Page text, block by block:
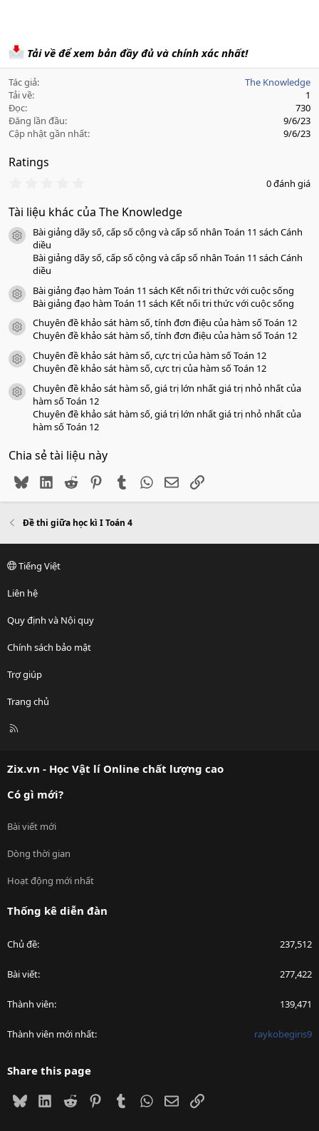
Tải về để xem bản đầy đủ và chính xác nhất!
Tác giả
The Knowledge
Tải về
1
Đọc
730
Đăng lần đầu
9/6/23
Cập nhật gần nhất
9/6/23
Ratings
0
0
a
0 đánh giá
Tài liệu khác của The Knowledge
icon tài liệu
Bài giảng dãy số, cấp số cộng và cấp số nhân Toán 11 sách Cánh
diều
Bài giảng dãy số, cấp số cộng và cấp số nhân Toán 11 sách Cánh
diều
icon tài liệu
Bài giảng đạo hàm Toán 11 sách Kết nối tri thức với cuộc sống
Bài giảng đạo hàm Toán 11 sách Kết nối tri thức với cuộc sống
icon tài liệu
Chuyên đề khảo sát hàm số, tính đơn điệu của hàm số Toán 12
Chuyên đề khảo sát hàm số, tính đơn điệu của hàm số Toán 12
icon tài liệu
Chuyên đề khảo sát hàm số, cực trị của hàm số Toán 12
Chuyên đề khảo sát hàm số, cực trị của hàm số Toán 12
icon tài liệu
Chuyên đề khảo sát hàm số, giá trị lớn nhất giá trị nhỏ nhất của
hàm số Toán 12
Chuyên đề khảo sát hàm số, giá trị lớn nhất giá trị nhỏ nhất của
hàm số Toán 12
Chia sẻ tài liệu này
BlueskyLinkedIn
Reddit PinterestTumblr WhatsApp
EmailLink
Đề thi giữa học kì I Toán 4
Tiếng Việt
Liên hệ
Quy định và Nội quy
Chính sách bảo mật
Trợ giúp
Trang chủ
R
Zix.vn - Học Vật lí Online chất lượng cao
Có gì mới?
Bài viết mới
Dòng thời gian
Hoạt động mới nhất
Thống kê diễn đàn
Chủ đề 237,512
Bài viết 277,422
Thành viên 139,471
Thành viên mới nhất raykobegiris9
Share this page
BlueskyLinkedIn
Reddit PinterestTumblrWhatsApp
EmailLink